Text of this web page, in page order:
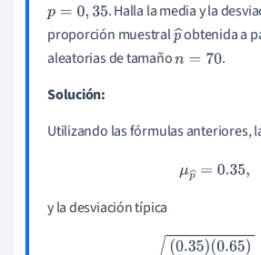
p=0, 35
. Halla la media y la
proporción muestralp
^
obtenida a
aleatorias de tamañon=70
.
Solución:
Utilizando las fórmulas anteriores,
μp^= 0.35,
y la desviación típica
^= (0.35)(0.65)70≈